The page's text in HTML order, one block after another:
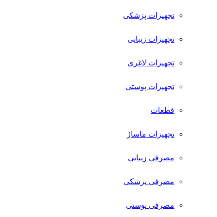
تجهیزات پزشکی
تجهیزات زیبایی
تجهیزات لاغری
تجهیزات پوستی
قطعات
تجهیزات ماساژ
مصرفی زیبایی
مصرفی پزشکی
مصرفی پوستی